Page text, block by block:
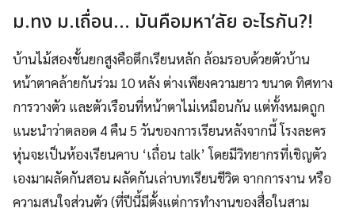
ม.ทง ม.เถื่อน… มันคือมหา’ลัย อะไรกัน?!
บ้านไม้สองชั้นยกสูงคือตึกเรียนหลัก ล้อมรอบด้วยตัวบ้าน
หน้าตาคล้ายกันร่วม 10 หลัง ต่างเพียงความยาว ขนาด ทิศทาง
การวางตัว และตัวเรือนที่หน้าตาไม่เหมือนกัน แต่ทั้งหมดถูก
แนะนำว่าตลอด 4 คืน 5 วันของการเรียนหลังจากนี้ โรงละคร
หุ่นจะเป็นห้องเรียนคาบ ‘เถื่อน talk’ โดยมีวิทยากรที่เชิญตัว
เองมาผลัดกันสอน ผลัดกันเล่าบทเรียนชีวิต จากการงาน หรือ
ความสนใจส่วนตัว (ที่ปีนี้มีตั้งแต่การทำงานของสื่อในสาม